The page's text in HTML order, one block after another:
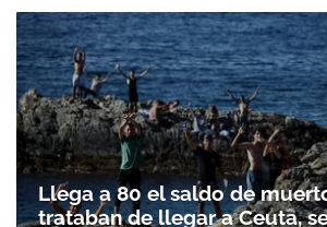
Llega a 80 el saldo de
trataban de llegar a Ceuta,